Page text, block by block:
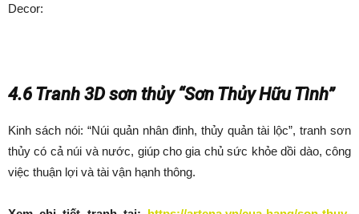
Decor:
4.6 Tranh 3D sơn thủy “Sơn Thủy Hữu Tình”
Kinh sách nói: “Núi quản nhân đinh, thủy quản tài lộc”, tranh sơn
thủy có cả núi và nước, giúp cho gia chủ sức khỏe dồi dào, công
việc thuận lợi và tài vận hạnh thông.